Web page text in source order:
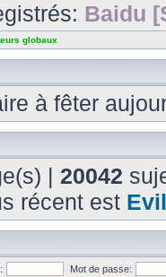
Baidu
globaux
à fêter
| 20042
récent est Evil
Mot de passe: